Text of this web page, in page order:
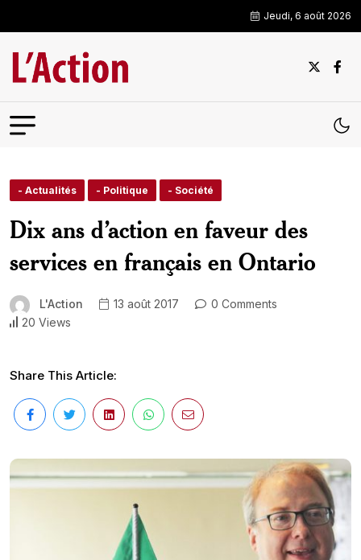
Jeudi, 6 août 2026
- Actualités - Politique - Société
Dix ans d’action en faveur des
services en français en Ontario
L'Action 13 août 2017
0 Comments
20 Views
Share This Article: